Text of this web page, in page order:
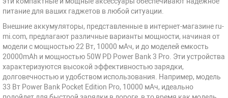
питание для ваших гаджетов в любой ситуации.
Внешние аккумуляторы, представленные в интернет-магазине ru-
mi.com, предлагают различные варианты мощности, начиная от
модели с мощностью 22 Вт, 10000 мАч, и до моделей емкость
20000mAh и мощностью 50W PD Power Bank 3 Pro. Эти устройства
характеризуются высокой эффективностью зарядки,
долговечностью и удобством использования. Например, модель
33 Вт Power Bank Pocket Edition Pro, 10000 мАч, идеально